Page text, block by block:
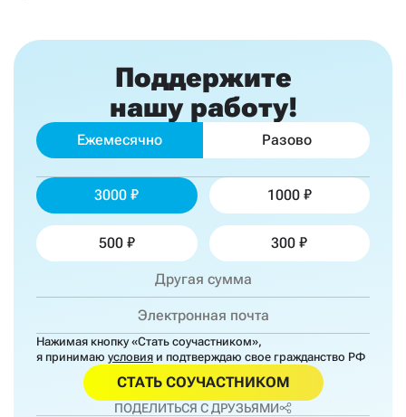
Поддержите
нашу работу!
Ежемесячно Разово
3000 1000
500 300
Нажимая кнопку «Стать соучастником»,
я принимаю условия и подтверждаю свое гражданство РФ
СТАТЬ СОУЧАСТНИКОМ
ПОДЕЛИТЬСЯ С ДРУЗЬЯМИ